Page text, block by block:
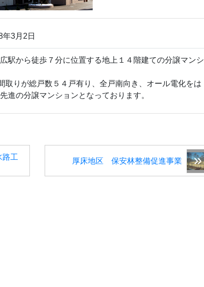
3月2日
駅から徒歩７分に位置する地上１４階建ての分譲マンシ
取りが総戸数５４戸有り、全戸南向き、オール電化をは
進の分譲マンションとなっております。
工
厚床地区 保安林整備促進事業